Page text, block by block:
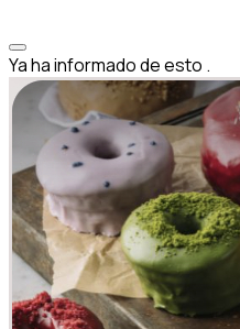
Ya ha informado de esto .